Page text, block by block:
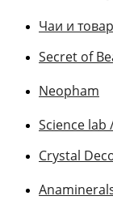
Чаи и
Secret of
Neopham
Science lab
Crystal